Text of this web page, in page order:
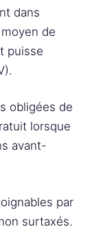
dans
de
puisse
obligées de
lorsque
avant-
par
surtaxés.